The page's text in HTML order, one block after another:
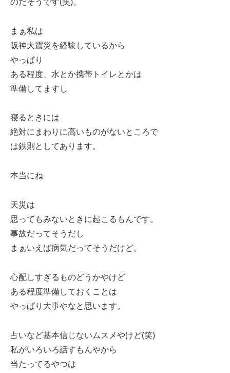
まぁ私は
阪神大震災を経験しているから
やっぱり
ある程度、水とか携帯トイレとかは
準備してますし
寝るときには
絶対にまわりに高いものがないところで
は鉄則としてあります。
本当にね
天災は
思ってもみないときに起こるもんです。
事故だってそうだし
まぁいえば病気だってそうだけど。
心配しすぎるものどうかやけど
ある程度準備しておくことは
やっぱり大事やなと思います。
占いなど基本信じないムスメやけど(笑)
私がいろいろ話すもんやから
当たってるやつは